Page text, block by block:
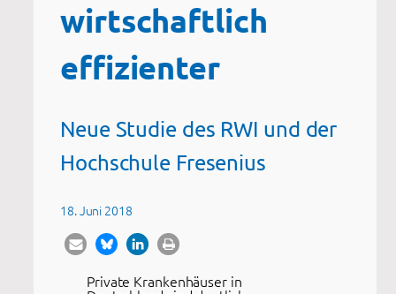
wirtschaftlich
effizienter
Neue Studie des RWI und der
Hochschule Fresenius
18. Juni 2018
Private Krankenhäuser in